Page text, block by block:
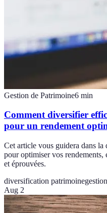
Gestion de Patrimoine6 min
Comment diversifier
pour un rendement
Cet article vous guidera dans
pour optimiser vos rendements,
et éprouvées.
diversification patrimoine
Aug 2